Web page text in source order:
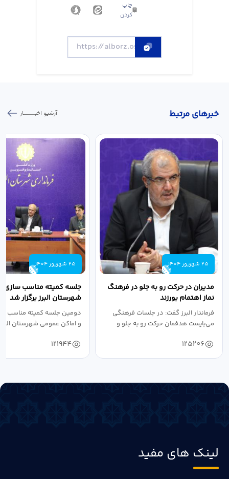
چاپ
کردن
خبر‌های مرتبط آرشیو اخبـــــــــــار
25 شهریور 1404
مدیران در حرکت رو به جلو در فرهنگ
نماز اهتمام بورزند
فرماندار البرز گفت: در جلسات فرهنگی
می‌بایست هدفمان حرکت رو به جلو و
125206
25 شهریور 1404
جلسه کمیته مناسب سازی
شهرستان البرز برگزار شد
دومین جلسه کمیته مناسب
و اماکن عمومی شهرستان
121944
لینک های مفید